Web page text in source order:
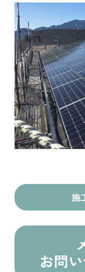
施
お問